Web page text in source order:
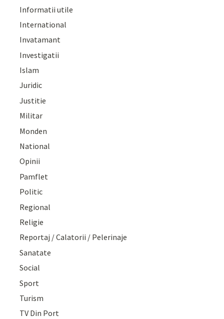
Informatii utile
International
Invatamant
Investigatii
Islam
Juridic
Justitie
Militar
Monden
National
Opinii
Pamflet
Politic
Regional
Religie
Reportaj / Calatorii / Pelerinaje
Sanatate
Social
Sport
Turism
TV Din Port